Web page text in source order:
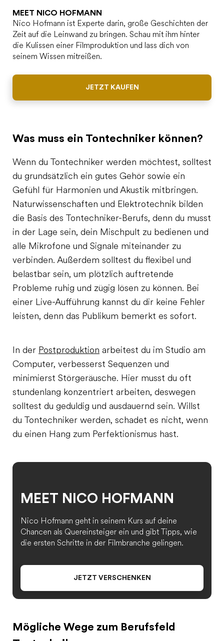
MEET NICO HOFMANN
Nico Hofmann ist Experte darin, große Geschichten der
Zeit auf die Leinwand zu bringen. Schau mit ihm hinter
die Kulissen einer Filmproduktion und lass dich von
seinem Wissen mitreißen.
JETZT KAUFEN
Was muss ein Tontechniker können?
Wenn du Tontechniker werden möchtest, solltest
du grundsätzlich ein gutes Gehör sowie ein
Gefühl für Harmonien und Akustik mitbringen.
Naturwissenschaften und Elektrotechnik bilden
die Basis des Tontechniker-Berufs, denn du musst
in der Lage sein, dein Mischpult zu bedienen und
alle Mikrofone und Signale miteinander zu
verbinden. Außerdem solltest du flexibel und
belastbar sein, um plötzlich auftretende
Probleme ruhig und zügig lösen zu können. Bei
einer Live-Aufführung kannst du dir keine Fehler
leisten, denn das Publikum bemerkt es sofort.
In der Postproduktion arbeitest du im Studio am
Computer, verbesserst Sequenzen und
minimierst Störgeräusche. Hier musst du oft
stundenlang konzentriert arbeiten, deswegen
solltest du geduldig und ausdauernd sein. Willst
du Tontechniker werden, schadet es nicht, wenn
du einen Hang zum Perfektionismus hast.
MEET NICO HOFMANN
Nico Hofmann geht in seinem Kurs auf deine
Chancen als Quereinsteiger ein und gibt Tipps, wie
die ersten Schritte in der Filmbranche gelingen.
JETZT VERSCHENKEN
Mögliche Wege zum Berufsfeld